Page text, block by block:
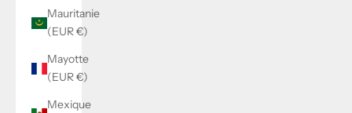
Mauritanie
(EUR €)
Mayotte
(EUR €)
Mexique